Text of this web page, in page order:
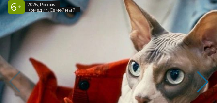
6 +
2026, Россия
Комедия, Семейный